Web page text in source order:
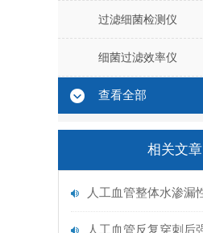
过滤细菌检测仪
细菌过滤效率仪
查看全部
相关文章